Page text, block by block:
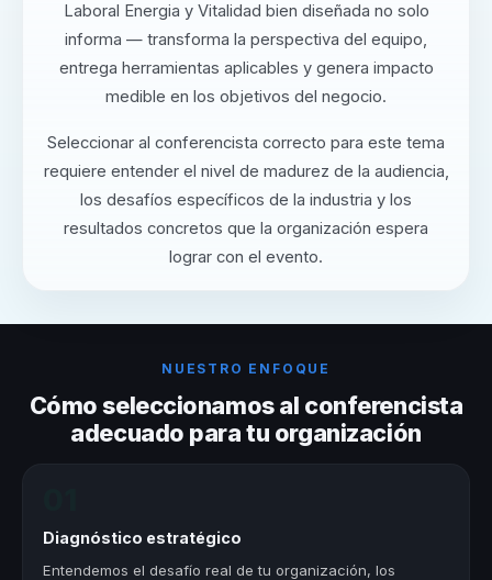
Laboral Energia y Vitalidad bien diseñada no solo
informa — transforma la perspectiva del equipo,
entrega herramientas aplicables y genera impacto
medible en los objetivos del negocio.
Seleccionar al conferencista correcto para este tema
requiere entender el nivel de madurez de la audiencia,
los desafíos específicos de la industria y los
resultados concretos que la organización espera
lograr con el evento.
NUESTRO ENFOQUE
Cómo seleccionamos al conferencista
adecuado para tu organización
Diagnóstico estratégico
Entendemos el desafío real de tu organización, los